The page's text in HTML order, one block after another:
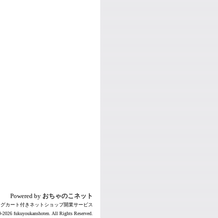
Powered by おちゃのこネット
カート付きネットショップ開業サービス
2026 fukuyoukanshoten. All Rights Reserved.